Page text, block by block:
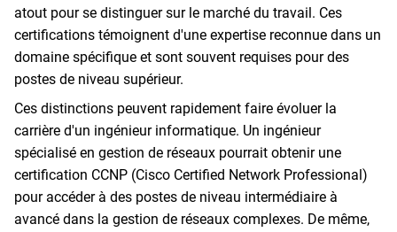
atout pour se distinguer sur le marché du travail. Ces
certifications témoignent d'une expertise reconnue dans un
domaine spécifique et sont souvent requises pour des
postes de niveau supérieur.
Ces distinctions peuvent rapidement faire évoluer la
carrière d'un ingénieur informatique. Un ingénieur
spécialisé en gestion de réseaux pourrait obtenir une
certification CCNP (Cisco Certified Network Professional)
pour accéder à des postes de niveau intermédiaire à
avancé dans la gestion de réseaux complexes. De même,